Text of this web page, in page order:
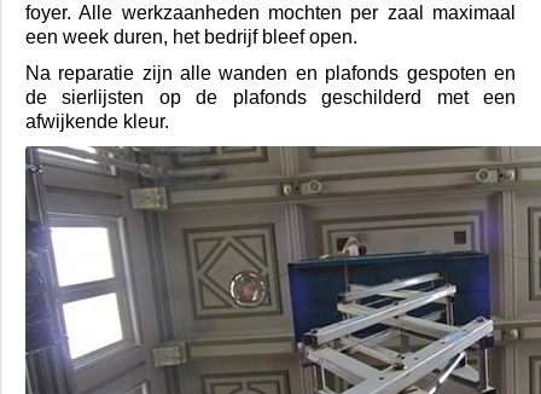
foyer. Alle werkzaanheden mochten per zaal maximaal
een week duren, het bedrijf bleef open.
Na reparatie zijn alle wanden en plafonds gespoten en
de sierlijsten op de plafonds geschilderd met een
afwijkende kleur.